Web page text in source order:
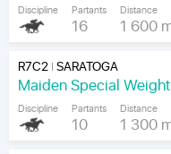
Discipline Partants
16
Distance
1 600
R7C2|SARATOGA
Maiden Special
Discipline Partants
10
Distance
1 300